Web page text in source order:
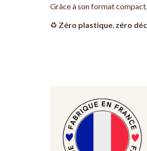
Grâce à son format
♻️ Zéro plastique, zéro